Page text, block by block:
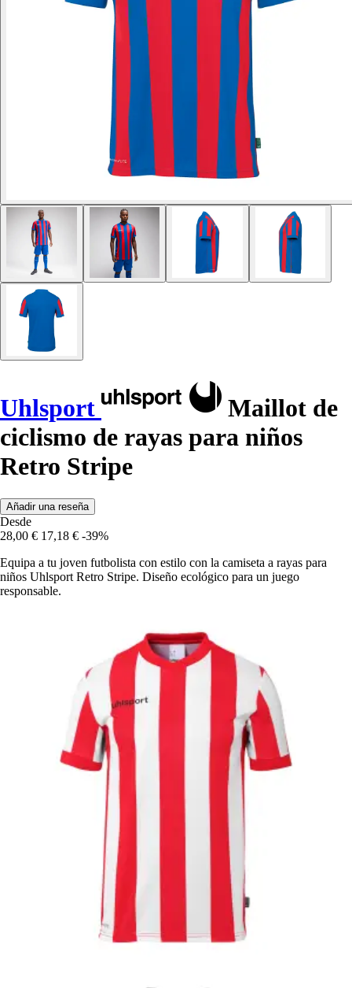
Uhlsport
Maillot de
ciclismo de rayas para niños
Retro Stripe
Añadir una reseña
Desde
28,00 € 17,18 € -39%
Equipa a tu joven futbolista con estilo con la camiseta a rayas para
niños Uhlsport Retro Stripe. Diseño ecológico para un juego
responsable.